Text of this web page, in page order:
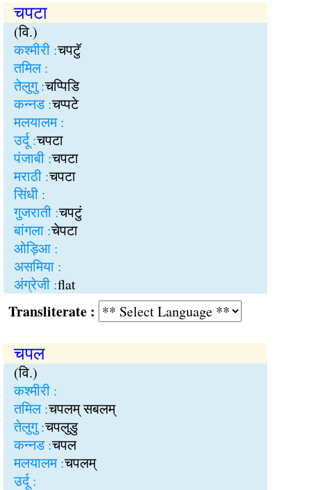
चपटा
(वि.)
कश्मीरी :चपटुॅ
तमिल :
तेलुगु :चप्पिडि
कन्नड :चप्पटे
मलयालम :
उर्दू :चपटा
पंजाबी :चपटा
मराठी :चपटा
सिंधी :
गुजराती :चपटुं
बांगला :चेपटा
ओड़िआ :
असमिया :
अंग्रेजी :flat
:
चपल
(वि.)
कश्मीरी :
तमिल :चपलम् सबलम्
तेलुगु :चपलुडु
कन्नड :चपल
मलयालम :चपलम्
उर्दू :